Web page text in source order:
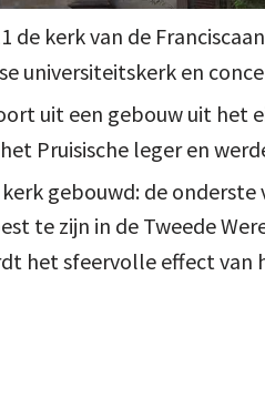
kerk van de
universiteitskerk en
uit een gebouw uit het
Pruisische leger en
gebouwd: de
te zijn in de Tweede
het sfeervolle effect